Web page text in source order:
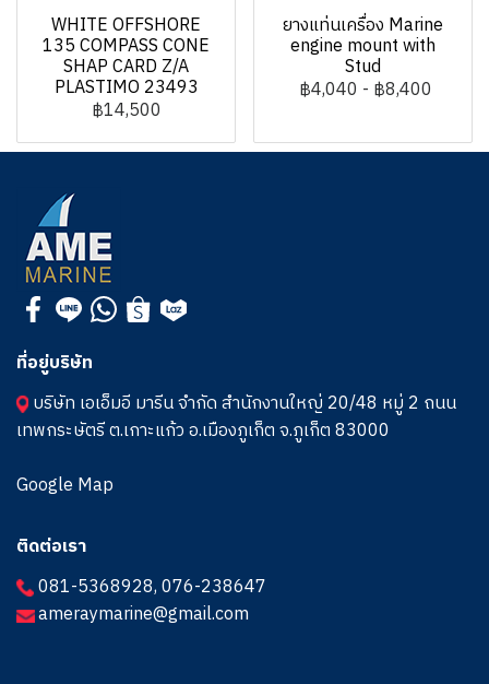
WHITE OFFSHORE
135 COMPASS CONE
SHAP CARD Z/A
PLASTIMO 23493
฿14,500
ยางแท่นเครื่อง Marine
engine mount with
Stud
฿4,040 - ฿8,400
ที่อยู่บริษัท
บริษัท เอเอ็มอี มารีน จำกัด สำนักงานใหญ่ 20/48 หมู่ 2 ถนน
เทพกระษัตรี ต.เกาะแก้ว อ.เมืองภูเก็ต จ.ภูเก็ต 83000
Google Map
ติดต่อเรา
081-5368928,076-238647
ameraymarine@gmail.com